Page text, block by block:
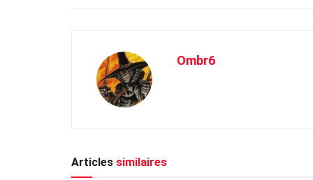
Ombr6
Articles similaires